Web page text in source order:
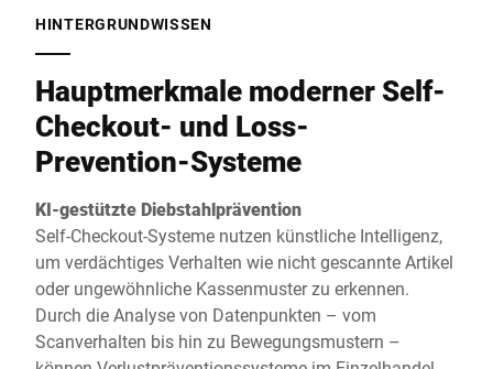
HINTERGRUNDWISSEN
Hauptmerkmale moderner Self-
Checkout- und Loss-
Prevention-Systeme
KI-gestützte Diebstahlprävention
Self-Checkout-Systeme nutzen künstliche Intelligenz,
um verdächtiges Verhalten wie nicht gescannte Artikel
oder ungewöhnliche Kassenmuster zu erkennen.
Durch die Analyse von Datenpunkten – vom
Scanverhalten bis hin zu Bewegungsmustern –